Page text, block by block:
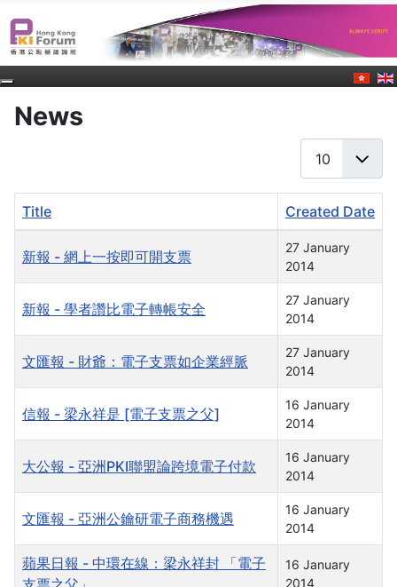
News
Title Created Date
新報 - 網上一按即可開支票
27 January
2014
新報 - 學者讚比電子轉帳安全
27 January
2014
文匯報 - 財爺：電子支票如企業經脈
27 January
2014
信報 - 梁永祥是 [電子支票之父]
16 January
2014
大公報 - 亞洲PKI聯盟論跨境電子付款
16 January
2014
文匯報 - 亞洲公鑰研電子商務機遇
16 January
2014
蘋果日報 - 中環在線：梁永祥封 「電子
16 January
2014